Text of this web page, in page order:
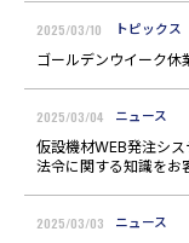
2025/03/10 トピックス
ゴールデンウイーク休
2025/03/04 ニュース
仮設機材WEB発注シ
法令に関する知識をお
2025/03/03 ニュース